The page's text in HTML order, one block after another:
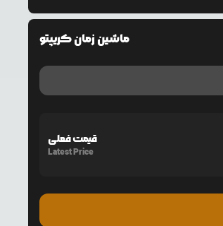
ماشین زمان کریپتو
قیمت فعلی
Latest Price